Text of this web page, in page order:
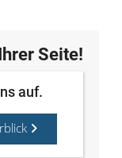
Seite!
auf.